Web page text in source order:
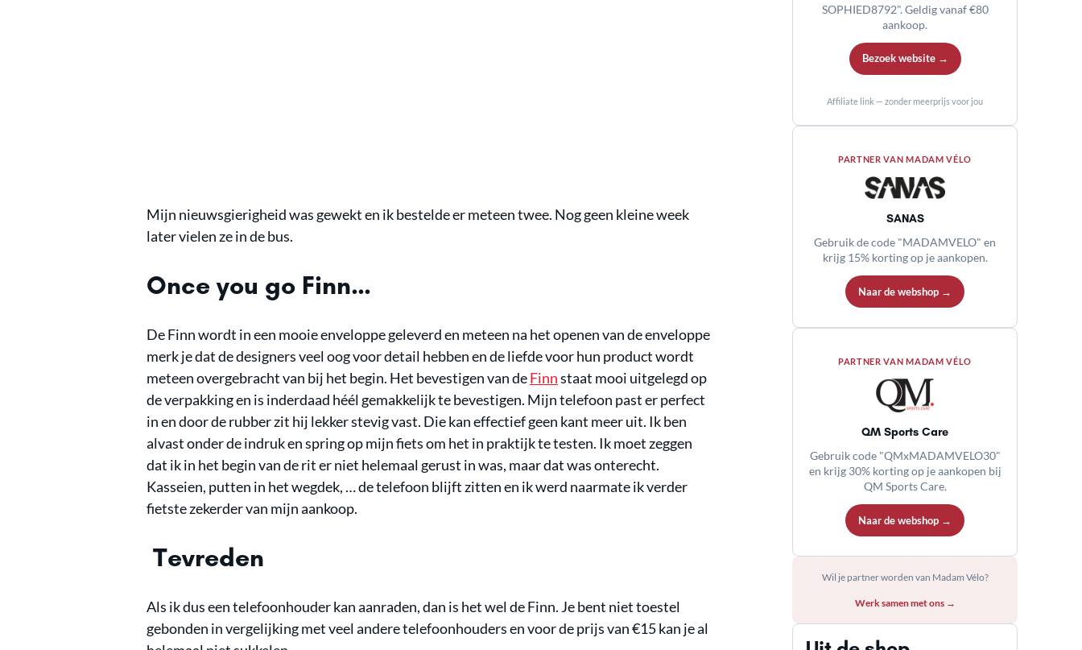
Mijn nieuwsgierigheid was gewekt en ik bestelde er meteen twee. Nog geen kleine week
later vielen ze in de bus.
Once you go Finn…
De Finn wordt in een mooie enveloppe geleverd en meteen na het openen van de enveloppe
merk je dat de designers veel oog voor detail hebben en de liefde voor hun product wordt
meteen overgebracht van bij het begin. Het bevestigen van deFinnstaat mooi uitgelegd op
de verpakking en is inderdaad héél gemakkelijk te bevestigen. Mijn telefoon past er perfect
in en door de rubber zit hij lekker stevig vast. Die kan effectief geen kant meer uit. Ik ben
alvast onder de indruk en spring op mijn fiets om het in praktijk te testen. Ik moet zeggen
dat ik in het begin van de rit er niet helemaal gerust in was, maar dat was onterecht.
Kasseien, putten in het wegdek, … de telefoon blijft zitten en ik werd naarmate ik verder
fietste zekerder van mijn aankoop.
Tevreden
Als ik dus een telefoonhouder kan aanraden, dan is het wel de Finn. Je bent niet toestel
gebonden in vergelijking met veel andere telefoonhouders en voor de prijs van €15 kan je al
SOPHIED8792". Geldig vanaf €80
aankoop.
Bezoek website →
Affiliate link — zonder meerprijs voor jou
PARTNER VAN MADAM VÉLO
SANAS
Gebruik de code "MADAMVELO" en
krijg 15% korting op je aankopen.
Naar de webshop →
PARTNER VAN MADAM VÉLO
QM Sports Care
Gebruik code "QMxMADAMVELO30"
en krijg 30% korting op je aankopen bij
QM Sports Care.
Naar de webshop →
Wil je partner worden van Madam Vélo?
Werk samen met ons →